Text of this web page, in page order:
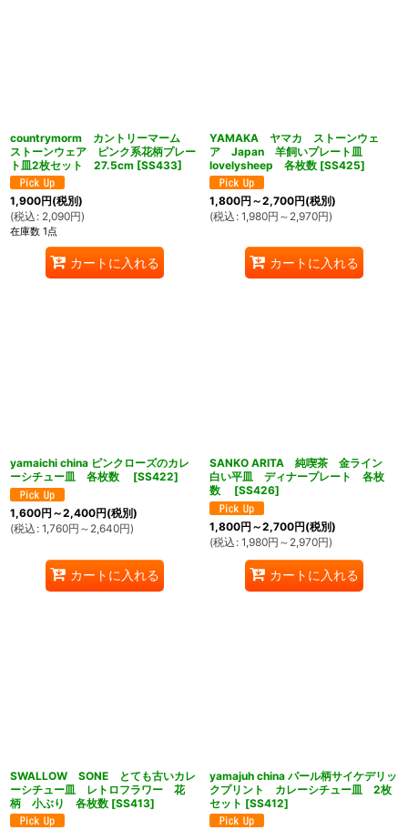
countrymorm カントリーマーム
ストーンウェア ピンク系花柄プレー
ト皿2枚セット 27.5cm [SS433]
1,900円(税別)
(税込 : 2,090円)
在庫数 1点
カートに入れる
YAMAKA ヤマカ ストーンウェ
ア Japan 羊飼いプレート皿
lovelysheep 各枚数 [SS425]
1,800円 ～2,700円(税別)
(税込 : 1,980円 ～2,970円)
カートに入れる
yamaichi china ピンクローズのカレ
ーシチュー皿 各枚数
[SS422]
1,600円 ～2,400円(税別)
(税込 : 1,760円 ～2,640円)
カートに入れる
SANKO ARITA 純喫茶 金ライン
白い平皿 ディナープレート 各枚
数
[SS426]
1,800円 ～2,700円(税別)
(税込 : 1,980円 ～2,970円)
カートに入れる
SWALLOW SONE とても古いカレ
ーシチュー皿 レトロフラワー 花
柄 小ぶり 各枚数 [SS413]
yamajuh china パール柄サイケデリッ
クプリント カレーシチュー皿 2枚
セット [SS412]